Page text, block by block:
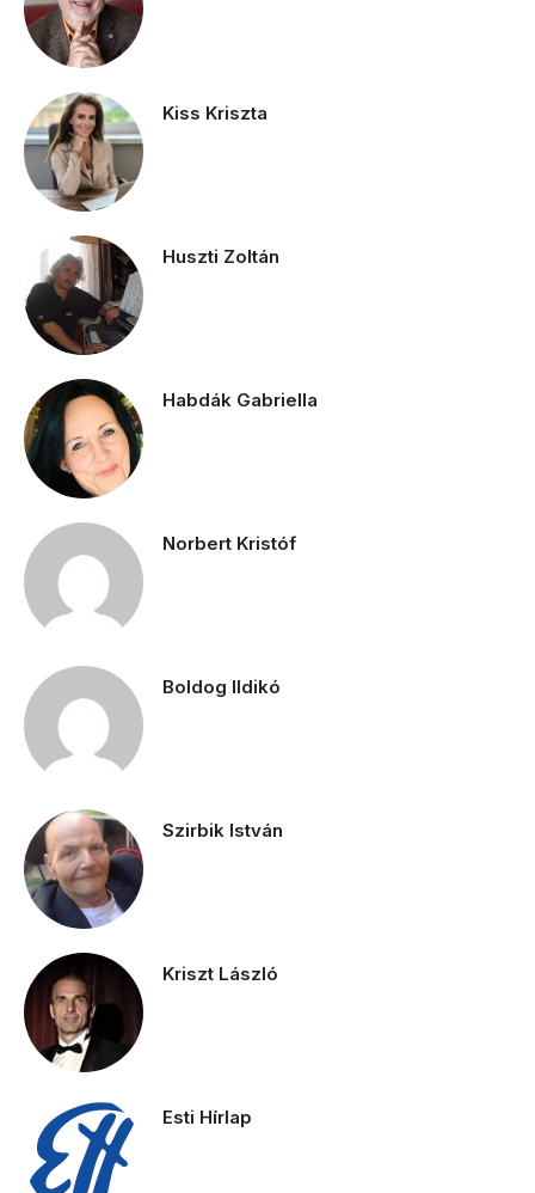
Kiss Kriszta
Huszti Zoltán
Habdák Gabriella
Norbert Kristóf
Boldog Ildikó
Szirbik István
Kriszt László
Esti Hírlap